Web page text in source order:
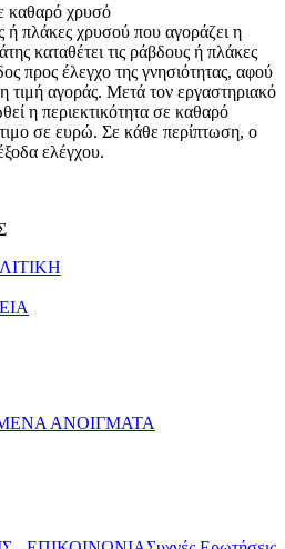
καθαρό χρυσό
πλάκες χρυσού που αγοράζει η
καταθέτει τις ράβδους ή πλάκες
προς έλεγχο της γνησιότητας, αφού
αγοράς. Μετά τον εργαστηριακό
η περιεκτικότητα σε καθαρό
σε ευρώ. Σε κάθε περίπτωση, ο
ελέγχου.
ΑΝΟΙΓΜΑΤΑ